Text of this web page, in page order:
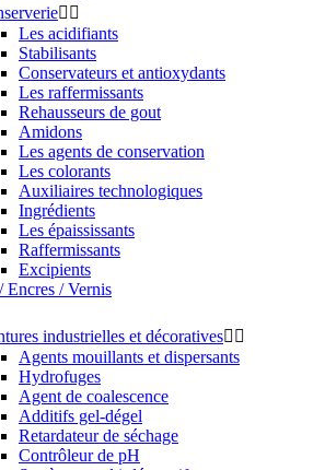
 
Les acidifiants
Stabilisants
Conservateurs et antioxydants
Les raffermissants
Rehausseurs de gout
Amidons
Les agents de conservation
Les colorants
Auxiliaires technologiques
Ingrédients
Les épaississants
Raffermissants
Excipients
Encres / Vernis
industrielles et décoratives 
Agents mouillants et dispersants
Hydrofuges
Agent de coalescence
Additifs gel-dégel
Retardateur de séchage
Contrôleur de pH